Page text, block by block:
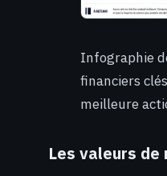
Infographie
financiers
meilleure
Les valeurs de